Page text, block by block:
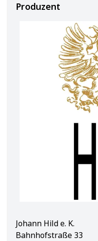
Produzent
Johann Hild e. K.
Bahnhofstraße 33